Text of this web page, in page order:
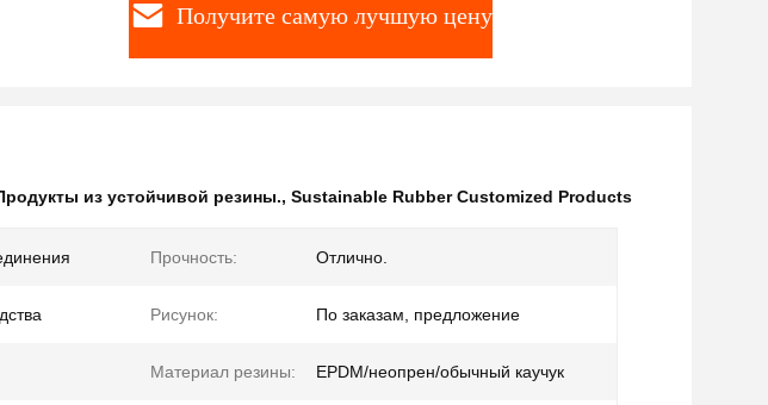
Получите самую лучшую цену
из устойчивой резины., Sustainable Rubber Customized Products
Прочность: Отлично.
Рисунок: По заказам, предложение
Материал резины: EPDM/неопрен/обычный каучук